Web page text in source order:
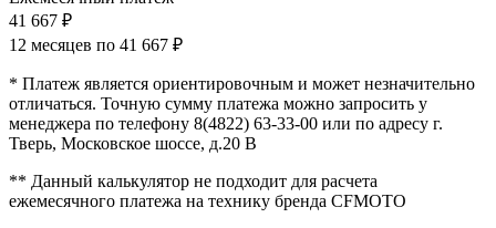
41 667 ₽
12 месяцев по 41 667 ₽
* Платеж является ориентировочным и может незначительно
отличаться. Точную сумму платежа можно запросить у
менеджера по телефону 8(4822) 63-33-00 или по адресу г.
Тверь, Московское шоссе, д.20 В
** Данный калькулятор не подходит для расчета
ежемесячного платежа на технику бренда CFMOTO